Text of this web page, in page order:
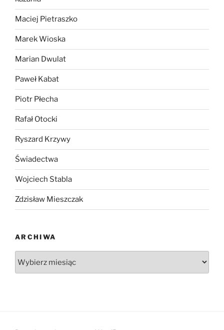
Maciej Pietraszko
Marek Wioska
Marian Dwulat
Paweł Kabat
Piotr Płecha
Rafał Otocki
Ryszard Krzywy
Świadectwa
Wojciech Stabla
Zdzisław Mieszczak
ARCHIWA